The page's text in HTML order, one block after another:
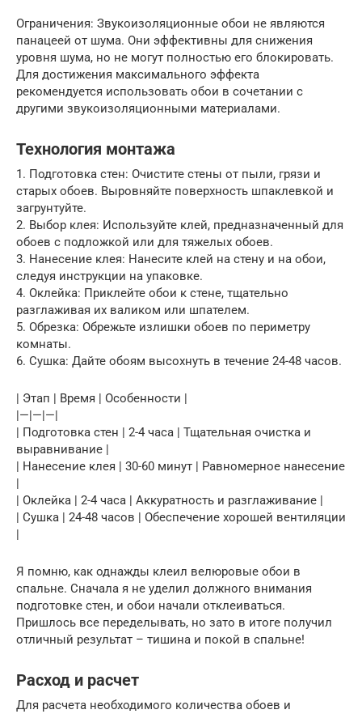
Ограничения: Звукоизоляционные обои не являются
панацеей от шума. Они эффективны для снижения
уровня шума, но не могут полностью его блокировать.
Для достижения максимального эффекта
рекомендуется использовать обои в сочетании с
другими звукоизоляционными материалами.
Технология монтажа
1. Подготовка стен: Очистите стены от пыли, грязи и
старых обоев. Выровняйте поверхность шпаклевкой и
загрунтуйте.
2. Выбор клея: Используйте клей, предназначенный для
обоев с подложкой или для тяжелых обоев.
3. Нанесение клея: Нанесите клей на стену и на обои,
следуя инструкции на упаковке.
4. Оклейка: Приклейте обои к стене, тщательно
разглаживая их валиком или шпателем.
5. Обрезка: Обрежьте излишки обоев по периметру
комнаты.
6. Сушка: Дайте обоям высохнуть в течение 24-48 часов.
| Этап | Время | Особенности |
|—|—|—|
| Подготовка стен | 2-4 часа | Тщательная очистка и
выравнивание |
| Нанесение клея | 30-60 минут | Равномерное нанесение
|
| Оклейка | 2-4 часа | Аккуратность и разглаживание |
| Сушка | 24-48 часов | Обеспечение хорошей вентиляции
|
Я помню, как однажды клеил велюровые обои в
спальне. Сначала я не уделил должного внимания
подготовке стен, и обои начали отклеиваться.
Пришлось все переделывать, но зато в итоге получил
отличный результат – тишина и покой в спальне!
Расход и расчет
Для расчета необходимого количества обоев и